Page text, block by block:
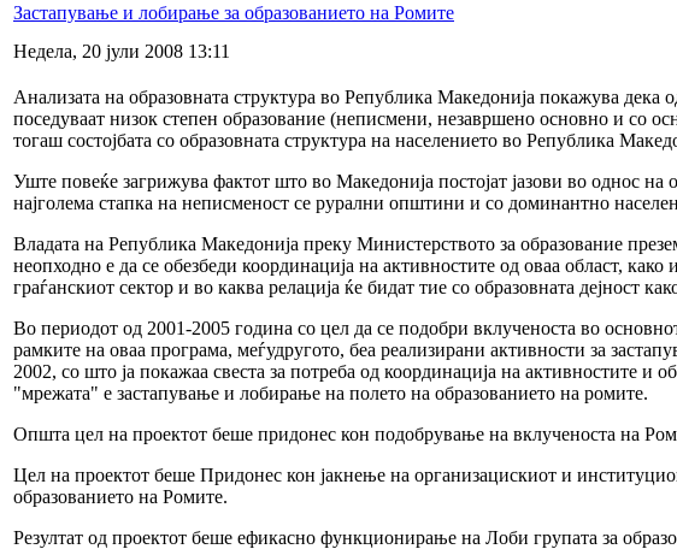
Застапување и лобирање за образованието на Ромите
Недела, 20 јули 2008 13:11
Анализата на образовната структура во Република Македонија покажува
поседуваат низок степен образование (неписмени, незавршено основно и со
тогаш состојбата со образовната структура на населението во Република
Уште повеќе загрижува фактот што во Македонија постојат јазови во однос
најголема стапка на неписменост се рурални општини и со доминантно
Владата на Република Македонија преку Министерството за образование
неопходно е да се обезбеди координација на активностите од оваа област,
граѓанскиот сектор и во каква релација ќе бидат тие со образовната дејност
Во периодот од 2001-2005 година со цел да се подобри вклученоста во
рамките на оваа програма, меѓудругото, беа реализирани активности за
2002, со што ја покажаа свеста за потреба од координација на активностите
"мрежата" е застапување и лобирање на полето на образованието на ромите.
Општа цел на проектот беше придонес кон подобрување на вклученоста на
Цел на проектот беше Придонес кон јакнење на организацискиот и
образованието на Ромите.
Резултат од проектот беше ефикасно функционирање на Лоби групата за